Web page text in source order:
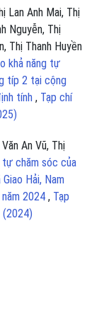
Lan Anh Mai, Thị
Nguyễn, Thị
Thị Thanh Huyền
khả năng tự
típ 2 tại cộng
tính , Tạp chí
An Vũ, Thị
chăm sóc của
Hải, Nam
2024 , Tạp
(2024)